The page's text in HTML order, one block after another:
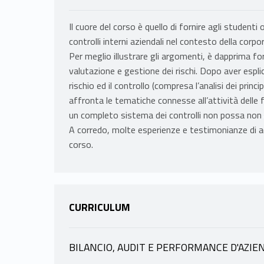
Il cuore del corso è quello di fornire agli studenti
controlli interni aziendali nel contesto della
Per meglio illustrare gli argomenti, è dapprima
valutazione e gestione dei rischi. Dopo aver
rischio ed il controllo (compresa l’analisi dei
affronta le tematiche connesse all’attività delle
un completo sistema dei controlli non possa
A corredo, molte esperienze e testimonianze
corso.
CURRICULUM
BILANCIO, AUDIT E PERFORMANCE